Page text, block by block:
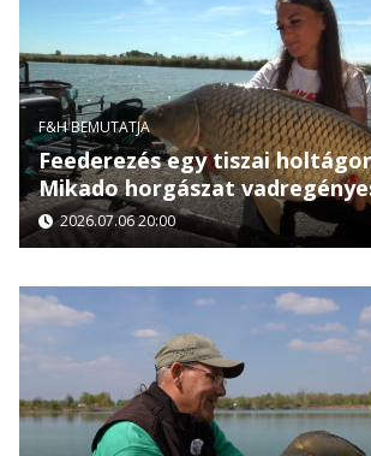
F&H BEMUTATJA
Feederezés egy tiszai
Mikado horgászat
2026.07.06 20:00